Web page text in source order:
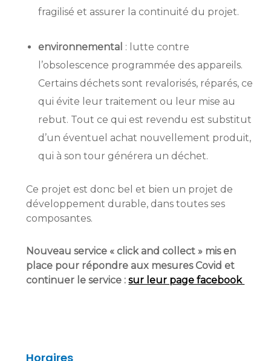
fragilisé et assurer la continuité du projet.
environnemental : lutte contre
l’obsolescence programmée des appareils.
Certains déchets sont revalorisés, réparés, ce
qui évite leur traitement ou leur mise au
rebut. Tout ce qui est revendu est substitut
d’un éventuel achat nouvellement produit,
qui à son tour générera un déchet.
Ce projet est donc bel et bien un projet de
développement durable, dans toutes ses
composantes.
Nouveau service « click and collect » mis en
place pour répondre aux mesures Covid et
continuer le service : sur leur page facebook
Horaires